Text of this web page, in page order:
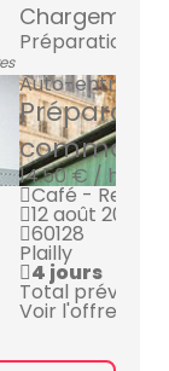
Chargement
Préparation
Auto-
14.50 € / heure
Café -
12 août 2026
60128
Plailly
4 jours
Total
Voir l'offre